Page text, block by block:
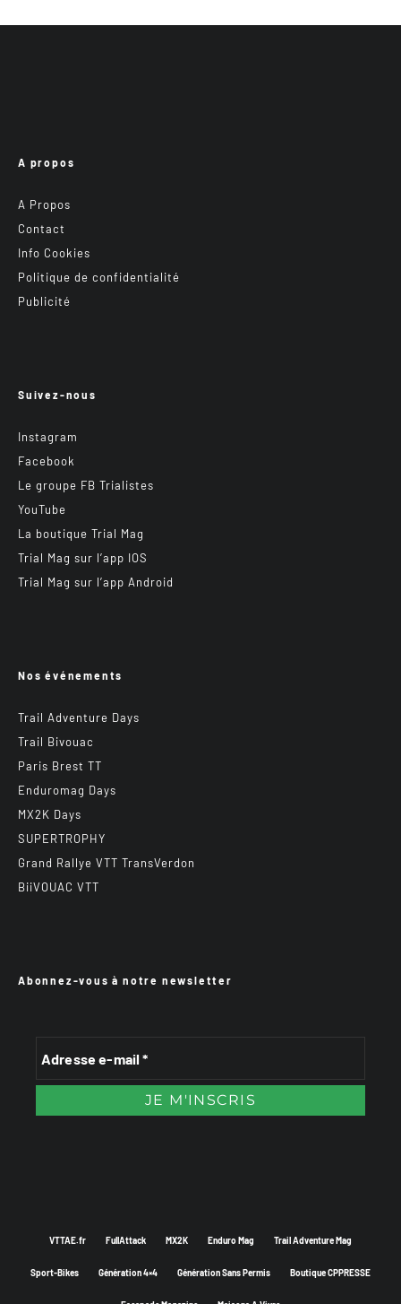
A propos
A Propos
Contact
Info Cookies
Politique de confidentialité
Publicité
Suivez-nous
Instagram
Facebook
Le groupe FB Trialistes
YouTube
La boutique Trial Mag
Trial Mag sur l’app IOS
Trial Mag sur l’app Android
Nos événements
Trail Adventure Days
Trail Bivouac
Paris Brest TT
Enduromag Days
MX2K Days
SUPERTROPHY
Grand Rallye VTT TransVerdon
BiiVOUAC VTT
Abonnez-vous à notre newsletter
VTTAE.fr FullAttack MX2K Enduro Mag Trail Adventure Mag
Sport-Bikes Génération 4×4 Génération Sans Permis Boutique CPPRESSE